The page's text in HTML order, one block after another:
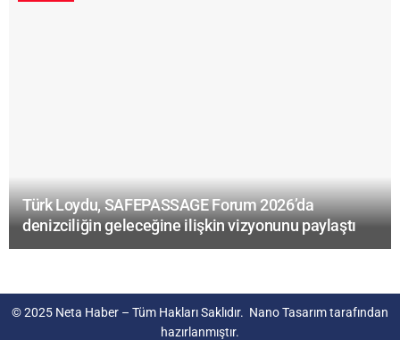
Türk Loydu, SAFEPASSAGE Forum 2026’da
denizciliğin geleceğine ilişkin vizyonunu paylaştı
© 2025 Neta Haber – Tüm Hakları Saklıdır. Nano Tasarımtarafından
hazırlanmıştır.